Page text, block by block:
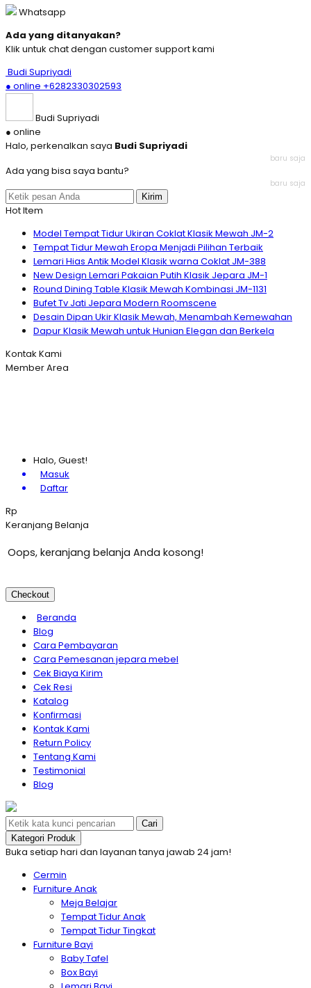
Whatsapp
Ada yang ditanyakan?
Klik untuk chat dengan customer support kami
Budi Supriyadi
● online +6282330302593
Budi Supriyadi
● online
Halo, perkenalkan saya Budi Supriyadi
baru saja
Ada yang bisa saya bantu?
baru saja
Kirim
Hot Item
Model Tempat Tidur Ukiran Coklat Klasik Mewah JM-2
Tempat Tidur Mewah Eropa Menjadi Pilihan Terbaik
Lemari Hias Antik Model Klasik warna Coklat JM-388
New Design Lemari Pakaian Putih Klasik Jepara JM-1
Round Dining Table Klasik Mewah Kombinasi JM-1131
Bufet Tv Jati Jepara Modern Roomscene
Desain Dipan Ukir Klasik Mewah, Menambah Kemewahan
Dapur Klasik Mewah untuk Hunian Elegan dan Berkela
Kontak Kami
Member Area
Halo, Guest!
Masuk
Daftar
Rp
Keranjang Belanja
Oops, keranjang belanja Anda kosong!
Checkout
Beranda
Blog
Cara Pembayaran
Cara Pemesanan jepara mebel
Cek Biaya Kirim
Cek Resi
Katalog
Konfirmasi
Kontak Kami
Return Policy
Tentang Kami
Testimonial
Blog
Cari
Kategori Produk
Buka setiap hari dan layanan tanya jawab 24 jam!
Cermin
Furniture Anak
Meja Belajar
Tempat Tidur Anak
Tempat Tidur Tingkat
Furniture Bayi
Baby Tafel
Box Bayi